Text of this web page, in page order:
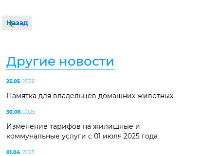
Назад
Другие новости
25.05 2026
Памятка для владельцев домашних животных
30.06 2025
Изменение тарифов на жилищные и
коммунальные услуги с 01 июля 2025 года
01.04 2025